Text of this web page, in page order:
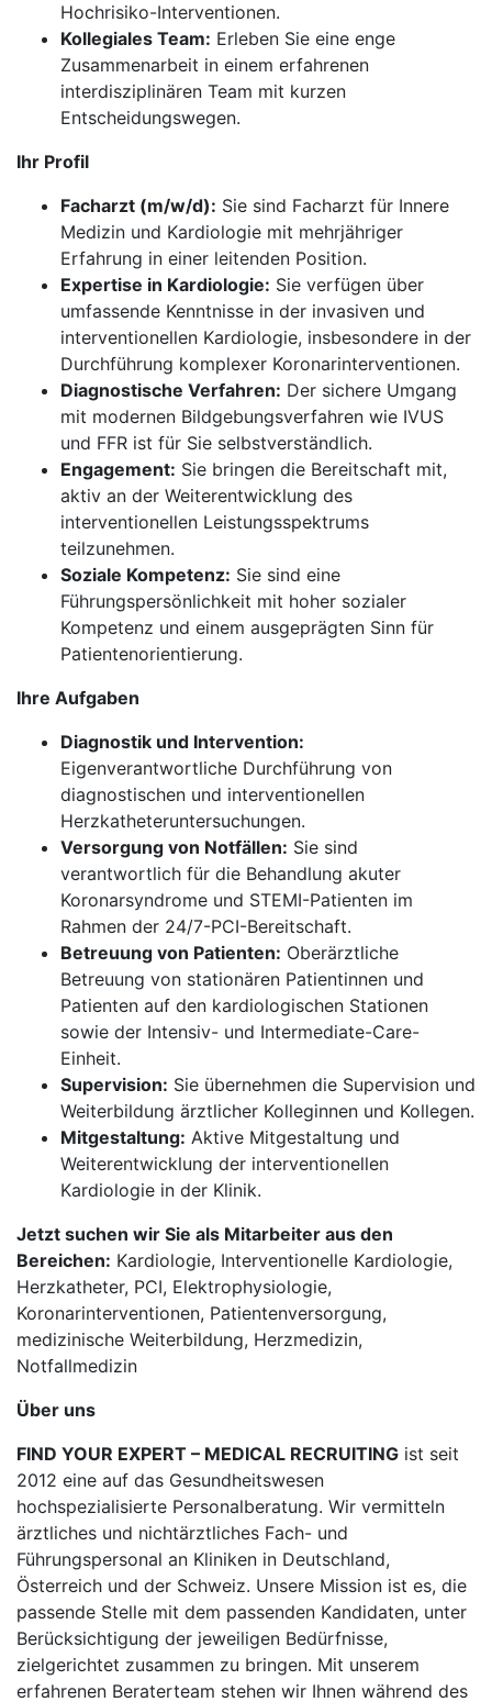
Hochrisiko-Interventionen.
Kollegiales Team: Erleben Sie eine enge
Zusammenarbeit in einem erfahrenen
interdisziplinären Team mit kurzen
Entscheidungswegen.
Ihr Profil
Facharzt (m/w/d): Sie sind Facharzt für Innere
Medizin und Kardiologie mit mehrjähriger
Erfahrung in einer leitenden Position.
Expertise in Kardiologie: Sie verfügen über
umfassende Kenntnisse in der invasiven und
interventionellen Kardiologie, insbesondere in der
Durchführung komplexer Koronarinterventionen.
Diagnostische Verfahren: Der sichere Umgang
mit modernen Bildgebungsverfahren wie IVUS
und FFR ist für Sie selbstverständlich.
Engagement: Sie bringen die Bereitschaft mit,
aktiv an der Weiterentwicklung des
interventionellen Leistungsspektrums
teilzunehmen.
Soziale Kompetenz: Sie sind eine
Führungspersönlichkeit mit hoher sozialer
Kompetenz und einem ausgeprägten Sinn für
Patientenorientierung.
Ihre Aufgaben
Diagnostik und Intervention:
Eigenverantwortliche Durchführung von
diagnostischen und interventionellen
Herzkatheteruntersuchungen.
Versorgung von Notfällen: Sie sind
verantwortlich für die Behandlung akuter
Koronarsyndrome und STEMI-Patienten im
Rahmen der 24/7-PCI-Bereitschaft.
Betreuung von Patienten: Oberärztliche
Betreuung von stationären Patientinnen und
Patienten auf den kardiologischen Stationen
sowie der Intensiv- und Intermediate-Care-
Einheit.
Supervision: Sie übernehmen die Supervision und
Weiterbildung ärztlicher Kolleginnen und Kollegen.
Mitgestaltung: Aktive Mitgestaltung und
Weiterentwicklung der interventionellen
Kardiologie in der Klinik.
Jetzt suchen wir Sie als Mitarbeiter aus den
Bereichen: Kardiologie, Interventionelle Kardiologie,
Herzkatheter, PCI, Elektrophysiologie,
Koronarinterventionen, Patientenversorgung,
medizinische Weiterbildung, Herzmedizin,
Notfallmedizin
Über uns
FIND YOUR EXPERT – MEDICAL RECRUITING ist seit
2012 eine auf das Gesundheitswesen
hochspezialisierte Personalberatung. Wir vermitteln
ärztliches und nichtärztliches Fach- und
Führungspersonal an Kliniken in Deutschland,
Österreich und der Schweiz. Unsere Mission ist es, die
passende Stelle mit dem passenden Kandidaten, unter
Berücksichtigung der jeweiligen Bedürfnisse,
zielgerichtet zusammen zu bringen. Mit unserem
erfahrenen Beraterteam stehen wir Ihnen während des